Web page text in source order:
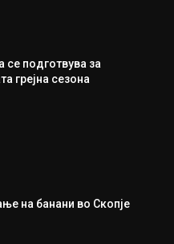
се подготвува за
грејна сезона
на банани во Скопје